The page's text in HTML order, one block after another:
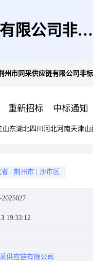
限公司非标
州市同采供应链有限公司非
重新招标 中标通知
山东湖北四川 河北河南天津山
荆州市 沙市区
19:33:12
供应链有限公司